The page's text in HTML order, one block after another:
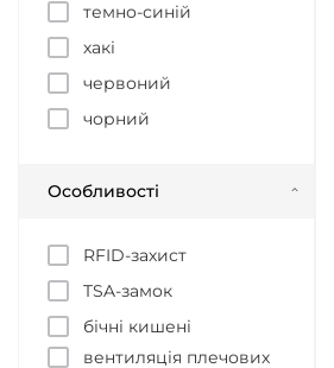
темно-синій
хакі
червоний
чорний
Особливості
RFID-захист
TSA-замок
бічні кишені
вентиляція плечових